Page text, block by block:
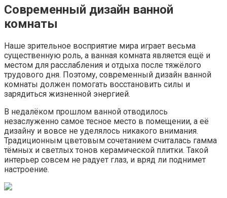
Современный дизайн ванной
комнаты
Наше зрительное восприятие мира играет весьма
существенную роль, а ванная комната является ещё и
местом для расслабления и отдыха после тяжёлого
трудового дня. Поэтому, современный дизайн ванной
комнаты должен помогать восстановить силы и
зарядиться жизненной энергией.
В недалёком прошлом ванной отводилось
незаслуженно самое тесное место в помещении, а её
дизайну и вовсе не уделялось никакого внимания.
Традиционным цветовым сочетанием считалась гамма
тёмных и светлых тонов керамической плитки. Такой
интерьер совсем не радует глаз, и вряд ли поднимет
настроение.